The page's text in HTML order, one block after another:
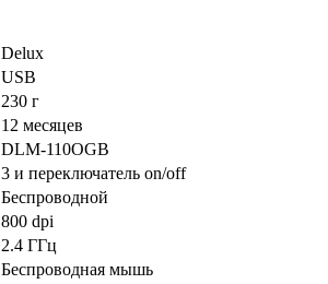
Delux
USB
230 г
12 месяцев
DLM-110OGB
3 и переключатель on/off
Беспроводной
800 dpi
2.4 ГГц
Беспроводная мышь